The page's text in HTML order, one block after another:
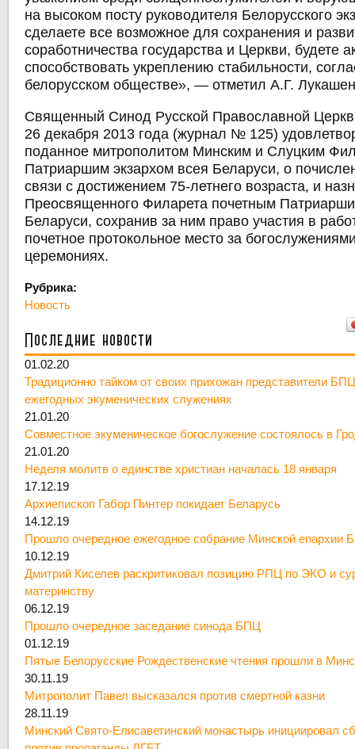
на высоком посту руководителя Белорусского
сделаете все возможное для сохранения и
соработничества государства и Церкви, будете
способствовать укреплению стабильности,
белорусском обществе», — отметил А.Г.
Священный Синод Русской Православной
26 декабря 2013 года (журнал № 125)
поданное митрополитом Минским и Слуцким
Патриаршим экзархом всея Беларуси, о
связи с достижением 75-летнего возраста, и
Преосвященного Филарета почетным
Беларуси, сохранив за ним право участия в
почетное протокольное место за
церемониях.
Рубрика:
Новость
Последние новости
01.02.20
Традиционно тайком от своих прихожан представители
ежегодных экуменических служениях
21.01.20
Совместное экуменическое богослужение состоялось в
21.01.20
Неделя молитв о единстве христиан началась 18 января
17.12.19
Архиепископ Габор Пинтер покидает Беларусь
14.12.19
Прошло очередное ежегодное собрание Минской епархии
10.12.19
Дмитрий Киселев раскритиковал позицию РПЦ по ЭКО и
материнству
06.12.19
Прошло очередное заседание синода БПЦ
01.12.19
Пятые Белорусские Рождественские чтения прошли в
30.11.19
Митрополит Павел высказался против смертной казни
28.11.19
Минский Свято-Елисаветинский монастырь инициировал